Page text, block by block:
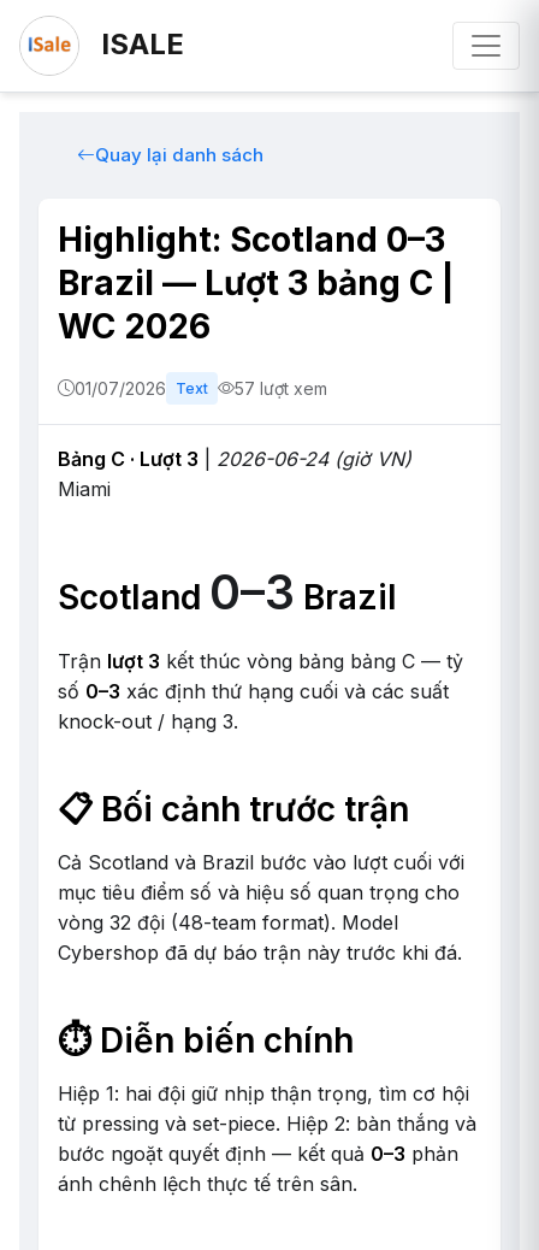
ISALE
Quay lại danh sách
Highlight: Scotland 0–3
Brazil — Lượt 3 bảng C |
WC 2026
01/07/2026 Text 57 lượt xem
Bảng C · Lượt 3
2026-06-24 (giờ VN)
Miami
Scotland 0–3 Brazil
Trận lượt 3 kết thúc vòng bảng bảng C — tỷ
số 0–3 xác định thứ hạng cuối và các suất
knock-out / hạng 3.
📋 Bối cảnh trước trận
Cả Scotland và Brazil bước vào lượt cuối với
mục tiêu điểm số và hiệu số quan trọng cho
vòng 32 đội (48-team format). Model
Cybershop đã dự báo trận này trước khi đá.
⏱️ Diễn biến chính
Hiệp 1: hai đội giữ nhịp thận trọng, tìm cơ hội
từ pressing và set-piece. Hiệp 2: bàn thắng và
bước ngoặt quyết định — kết quả 0–3 phản
ánh chênh lệch thực tế trên sân.